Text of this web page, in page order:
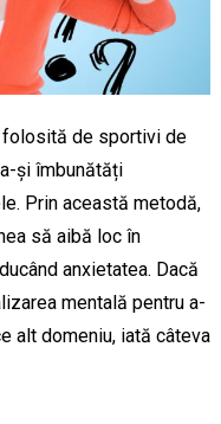
folosită de sportivi de
și îmbunătăți
Prin această metodă,
să aibă loc în
anxietatea. Dacă
mentală pentru a-
alt domeniu, iată câteva